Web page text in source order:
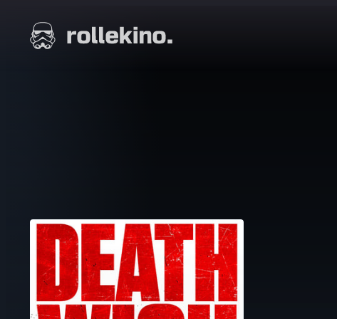
suoraan
sisältöön
Elokuvat ja elokuva-arviot | Rollekino.fi